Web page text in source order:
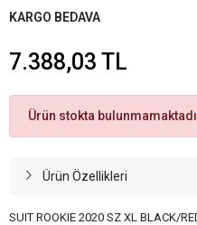
KARGO BEDAVA
7.388,03 TL
Ürün stokta
Ürün Özellikleri
SUIT ROOKIE 2020 SZ XL BLACK/